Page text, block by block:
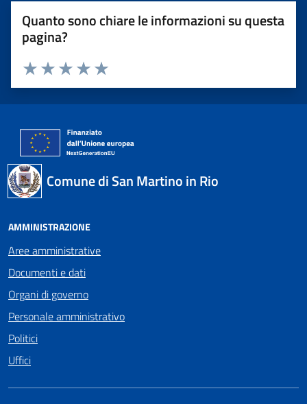
Quanto sono chiare le informazioni su questa
pagina?
Valuta 5 stelle su 5
Valuta 4 stelle su 5
Valuta 3 stelle su 5
Valuta 2 stelle su 5
Valuta 1 stelle su 5
Comune di San Martino in Rio
AMMINISTRAZIONE
Aree amministrative
Documenti e dati
Organi di governo
Personale amministrativo
Politici
Uffici